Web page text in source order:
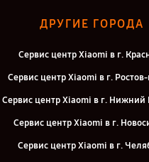
ДРУГИЕ ГОРОДА
Сервис центр Xiaomi в г.
Сервис центр Xiaomi в г.
Сервис центр Xiaomi в г. Нижний
Сервис центр Xiaomi в г.
Сервис центр Xiaomi в г.